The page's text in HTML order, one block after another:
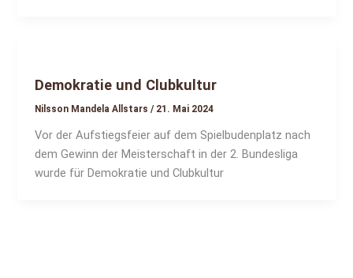
Demokratie und Clubkultur
Nilsson Mandela Allstars/ 21. Mai 2024
Vor der Aufstiegsfeier auf dem Spielbudenplatz nach
dem Gewinn der Meisterschaft in der 2. Bundesliga
wurde für Demokratie und Clubkultur